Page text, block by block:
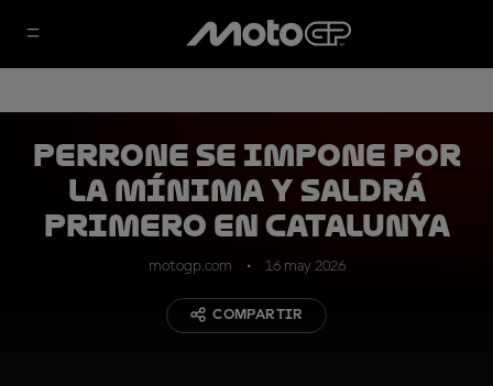
Perrone se impone por
la mínima y saldrá
primero en Catalunya
motogp.com 16 may 2026
COMPARTIR